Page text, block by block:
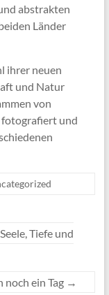
abstrakten
Länder
ihrer neuen
und Natur
von
fotografiert und
Tiefe und
ein Tag →